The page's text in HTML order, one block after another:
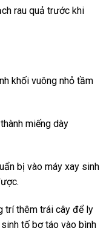
rau quả trước khi
khối vuông nhỏ tầm
miếng dày
bị vào máy xay sinh
trí thêm trái cây để ly
tố bơ táo vào bình